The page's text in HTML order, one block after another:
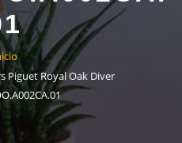
Piguet Royal Oak Diver